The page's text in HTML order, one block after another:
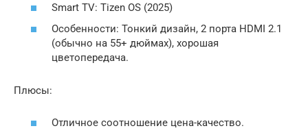
Smart TV: Tizen OS (2025)
Особенности: Тонкий дизайн, 2 порта HDMI 2.1
(обычно на 55+ дюймах), хорошая
цветопередача.
Плюсы:
Отличное соотношение цена-качество.